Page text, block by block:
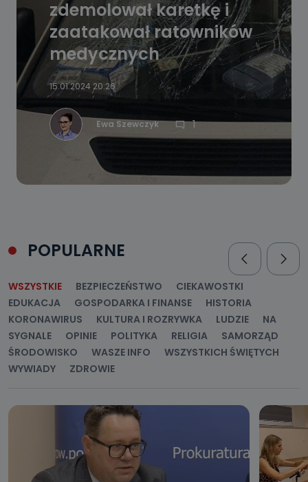
zdemolował karetkę i
zaatakował ratowników
medycznych
15.01.2024 20:26
Ewa Szewczyk 1
POPULARNE
WSZYSTKIE BEZPIECZEŃSTWO
CIEKAWOSTKI
EDUKACJA
GOSPODARKA I FINANSE
HISTORIA
KORONAWIRUS
KULTURA I ROZRYWKA LUDZIE
NA
SYGNALE
OPINIE POLITYKA RELIGIA
SAMORZĄD
ŚRODOWISKO
WASZE INFO
WSZYSTKICH ŚWIĘTYCH
WYWIADY
ZDROWIE